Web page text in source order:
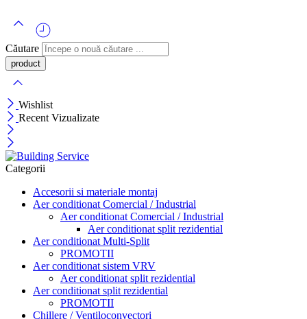
Căutare
Wishlist
Recent Vizualizate
Categorii
Accesorii si materiale montaj
Aer conditionat Comercial / Industrial
Aer conditionat Comercial / Industrial
Aer conditionat split rezidential
Aer conditionat Multi-Split
PROMOTII
Aer conditionat sistem VRV
Aer conditionat split rezidential
Aer conditionat split rezidential
PROMOTII
Chillere / Ventiloconvectori